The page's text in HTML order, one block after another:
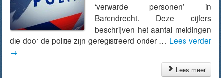
‘verwarde personen’ in
Barendrecht. Deze cijfers
beschrijven het aantal meldingen
die door de politie zijn geregistreerd onder … Lees verder
→
Lees meer